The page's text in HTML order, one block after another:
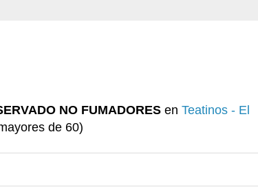
NO FUMADORES en Teatinos - El
de 60)